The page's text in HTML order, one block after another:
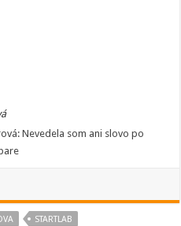
Nevedela som ani slovo po
STARTLAB